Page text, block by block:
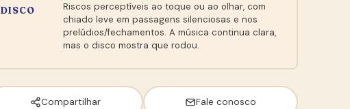
DISCO
Riscos perceptíveis ao toque ou ao olhar, com
chiado leve em passagens silenciosas e nos
prelúdios/fechamentos. A música continua clara,
mas o disco mostra que rodou.
Compartilhar Fale conosco